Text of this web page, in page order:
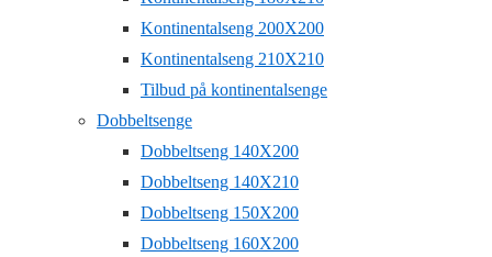
Kontinentalseng 200X200
Kontinentalseng 210X210
Tilbud på kontinentalsenge
Dobbeltsenge
Dobbeltseng 140X200
Dobbeltseng 140X210
Dobbeltseng 150X200
Dobbeltseng 160X200